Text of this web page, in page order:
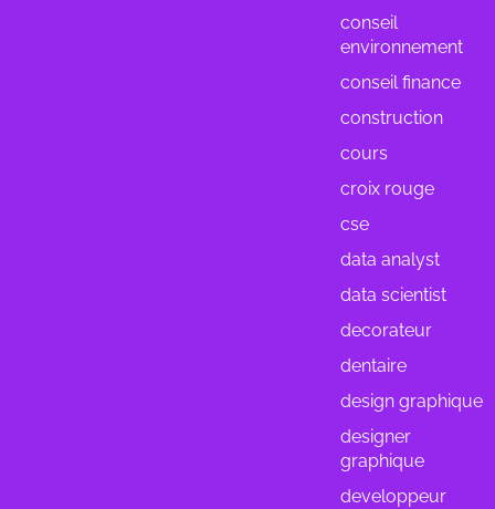
conseil
environnement
conseil finance
construction
cours
croix rouge
cse
data analyst
data scientist
decorateur
dentaire
design graphique
designer
graphique
developpeur